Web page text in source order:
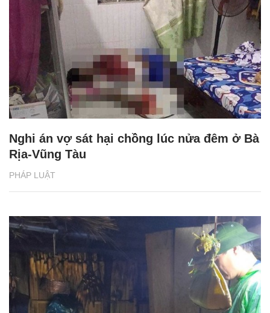
PHÁP LUẬT
Nghi án vợ sát hại chồng lúc nửa đêm ở Bà
Rịa-Vũng Tàu